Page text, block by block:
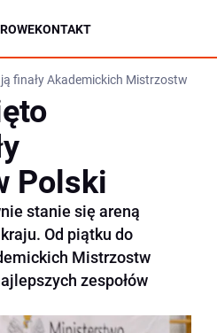
KONTAKT
finały Akademickich Mistrzostw Polski
Polski
stanie się areną
Od piątku do
Mistrzostw
zespołów